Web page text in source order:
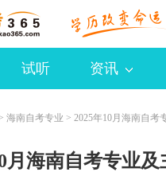
试听 资讯
> 海南自考专业 > 2025年10月海南自考
月海南自考专业